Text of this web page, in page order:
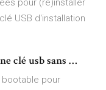
pour (ré)installer
USB d'installation
clé usb sans …
bootable pour